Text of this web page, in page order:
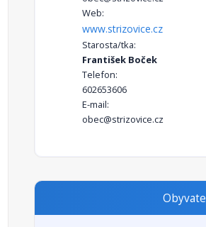
Web:
www.strizovice.cz
Starosta/tka:
František Boček
Telefon:
602653606
E-mail:
obec@strizovice.cz